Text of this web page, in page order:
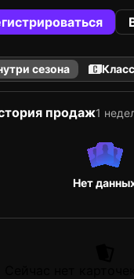
сезона
продаж1
Нет